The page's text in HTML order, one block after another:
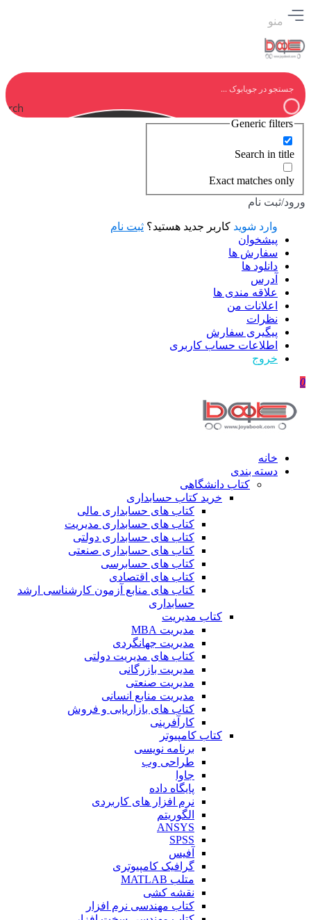
منو
Generic filters
Search in title
Exact matches only
ورود/ثبت نام
وارد شوید کاربر جدید هستید؟ ثبت نام
پیشخوان
سفارش ها
دانلود ها
آدرس
علاقه مندی ها
اعلانات من
نظرات
پیگیری سفارش
اطلاعات حساب كاربری
خروج
0
خانه
دسته بندی
کتاب دانشگاهی
خرید کتاب حسابداری
کتاب های حسابداری مالی
کتاب های حسابداری مدیریت
کتاب های حسابداری دولتی
کتاب های حسابداری صنعتی
کتاب های حسابرسی
کتاب های اقتصادی
کتاب های منابع آزمون کارشناسی ارشد
حسابداری
کتاب مدیریت
مدیریت MBA
مدیریت جهانگردی
کتاب های مدیریت دولتی
مدیریت بازرگانی
مدیریت صنعتی
مدیریت منابع انسانی
کتاب های بازاریابی و فروش
کارآفرینی
کتاب کامپیوتر
برنامه نویسی
طراحی وب
جاوا
پایگاه داده
نرم افزار های کاربردی
الگوریتم
ANSYS
SPSS
آفیس
گرافیک کامپیوتری
متلب MATLAB
نقشه کشی
کتاب مهندسی نرم افزار